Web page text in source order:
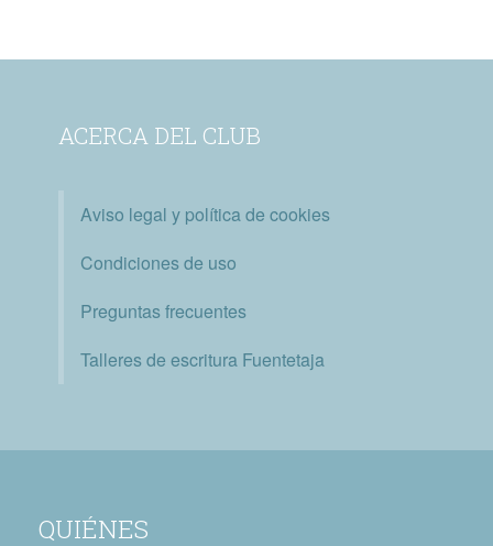
ACERCA DEL CLUB
Aviso legal y política de cookies
Condiciones de uso
Preguntas frecuentes
Talleres de escritura Fuentetaja
QUIÉNES